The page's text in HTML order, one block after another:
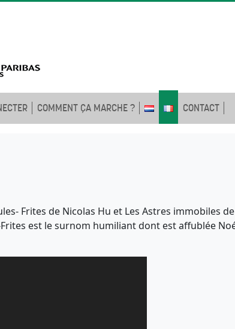
COMMENT ÇA MARCHE ? CONTACT
Frites de Nicolas Hu et Les Astres immobiles
est le surnom humiliant dont est affublée